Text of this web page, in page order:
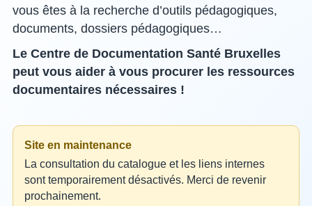
vous êtes à la recherche d’outils pédagogiques,
documents, dossiers pédagogiques…
Le Centre de Documentation Santé Bruxelles
peut vous aider à vous procurer les ressources
documentaires nécessaires !
Site en maintenance
La consultation du catalogue et les liens internes
sont temporairement désactivés. Merci de revenir
prochainement.